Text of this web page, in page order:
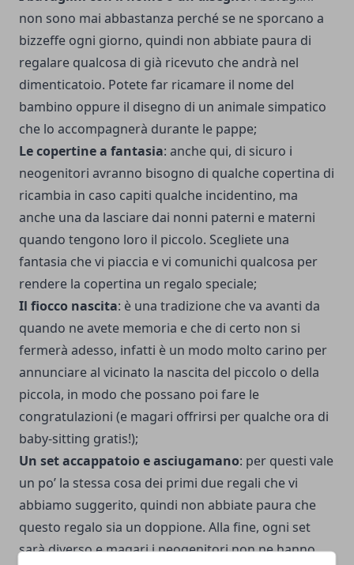
non sono mai abbastanza perché se ne sporcano a
bizzeffe ogni giorno, quindi non abbiate paura di
regalare qualcosa di già ricevuto che andrà nel
dimenticatoio. Potete far ricamare il nome del
bambino oppure il disegno di un animale simpatico
che lo accompagnerà durante le pappe;
Lecopertine a fantasia: anche qui, di sicuro i
neogenitori avranno bisogno di qualche copertina di
ricambia in caso capiti qualche incidentino, ma
anche una da lasciare dai nonni paterni e materni
quando tengono loro il piccolo. Scegliete una
fantasia che vi piaccia e vi comunichi qualcosa per
rendere la copertina un regalo speciale;
Il fiocco nascita: è una tradizione che va avanti da
quando ne avete memoria e che di certo non si
fermerà adesso, infatti è un modo molto carino per
annunciare al vicinato la nascita del piccolo o della
piccola, in modo che possano poi fare le
congratulazioni (e magari offrirsi per qualche ora di
baby-sitting gratis!);
Un set accappatoio e asciugamano: per questi vale
un po’ la stessa cosa dei primi due regali che vi
abbiamo suggerito, quindi non abbiate paura che
questo regalo sia un doppione. Alla fine, ogni set
sarà diverso e magari i neogenitori non ne hanno